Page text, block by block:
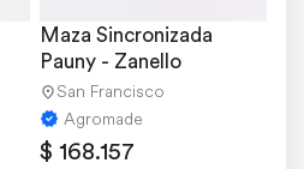
Maza Sincronizada
Pauny - Zanello
San Francisco
Agromade
$ 168.157